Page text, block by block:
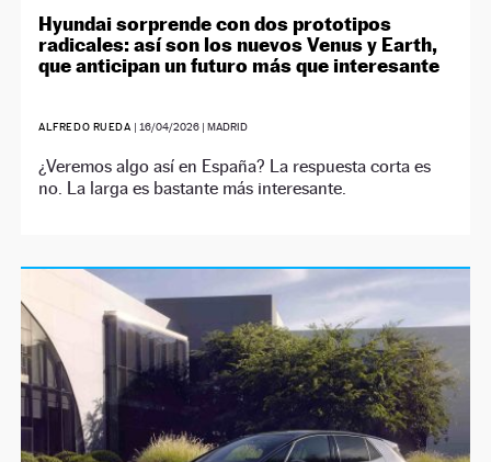
Hyundai sorprende con dos prototipos
radicales: así son los nuevos Venus y Earth,
que anticipan un futuro más que interesante
ALFREDO RUEDA | 16/04/2026 | MADRID
¿Veremos algo así en España? La respuesta corta es
no. La larga es bastante más interesante.